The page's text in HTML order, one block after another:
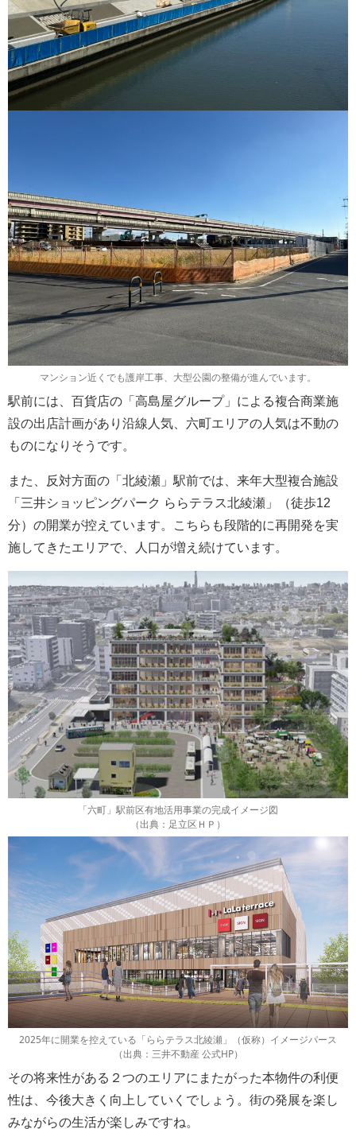
マンション近くでも護岸工事、大型公園の整備が進んでいます。
駅前には、百貨店の「高島屋グループ」による複合商業施
設の出店計画があり沿線人気、六町エリアの人気は不動の
ものになりそうです。
また、反対方面の「北綾瀬」駅前では、来年大型複合施設
「三井ショッピングパーク ららテラス北綾瀬」（徒歩12
分）の開業が控えています。こちらも段階的に再開発を実
施してきたエリアで、人口が増え続けています。
「六町」駅前区有地活用事業の完成イメージ図
（出典：足立区ＨＰ）
2025年に開業を控えている「ららテラス北綾瀬」（仮称）イメージパース
（出典：三井不動産 公式HP）
その将来性がある２つのエリアにまたがった本物件の利便
性は、今後大きく向上していくでしょう。街の発展を楽し
みながらの生活が楽しみですね。